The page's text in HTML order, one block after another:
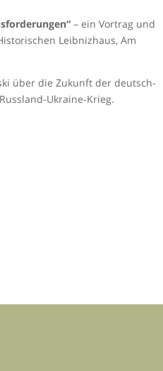
– ein Vortrag und
Leibnizhaus, Am
über die Zukunft der deutsch-
Ukraine-Krieg.